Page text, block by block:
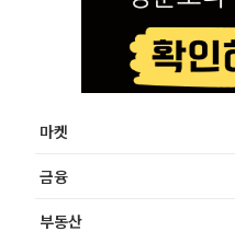
마켓
금융
부동산